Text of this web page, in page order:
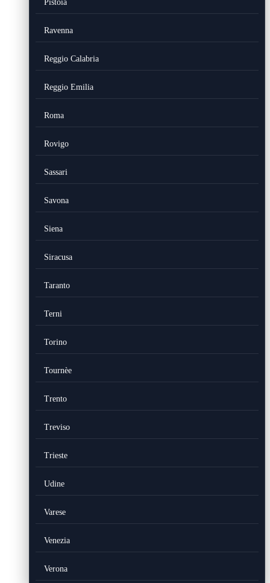
Pistoia
Ravenna
Reggio Calabria
Reggio Emilia
Roma
Rovigo
Sassari
Savona
Siena
Siracusa
Taranto
Terni
Torino
Tournèe
Trento
Treviso
Trieste
Udine
Varese
Venezia
Verona